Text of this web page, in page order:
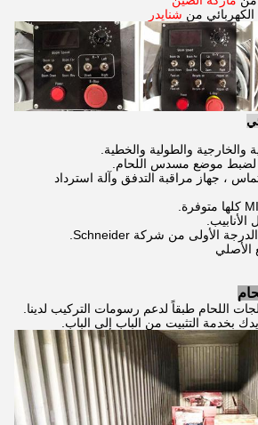
الكهربائي من شنايدر
، جهاز مراقبة التدفق وآلة استرداد